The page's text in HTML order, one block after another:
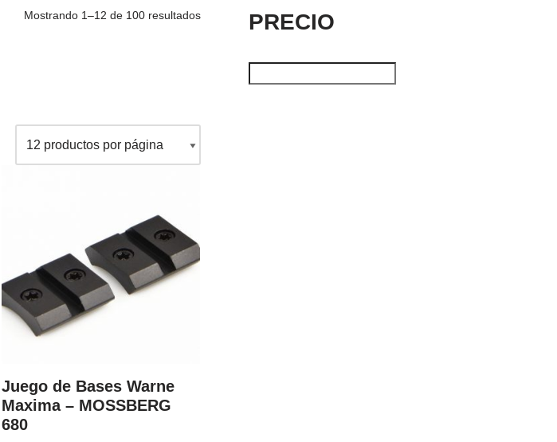
Mostrando 1–12 de 100 resultados
Juego de Bases Warne
Maxima – MOSSBERG
680
PRECIO